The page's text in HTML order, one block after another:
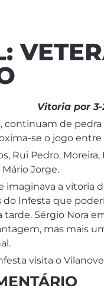
Vitoria por
continuam de
se o jogo
Rui Pedro,
Mário Jorge.
imaginava a vitoria
Infesta que
Sérgio Nora
mas mais
visita o